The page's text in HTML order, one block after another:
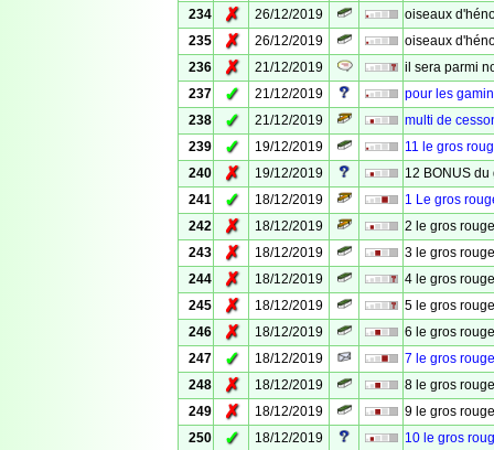
234
✗ 26/12/2019
oiseaux
235
✗ 26/12/2019
oiseaux
236
✗ 21/12/2019
il sera parmi
237
✓ 21/12/2019
pour les
238
✓ 21/12/2019
multi de
239
✓ 19/12/2019
11 le gros
240
✗ 19/12/2019
12 BONUS
241
✓ 18/12/2019
1 Le gros
242
✗ 18/12/2019
2 le gros
243
✗ 18/12/2019
3 le gros rouge
244
✗ 18/12/2019
4 le gros rouge
245
✗ 18/12/2019
5 le gros
246
✗ 18/12/2019
6 le gros
247
✓ 18/12/2019
7 le gros
248
✗ 18/12/2019
8 le gros
249
✗ 18/12/2019
9 le gros rouge
250
✓ 18/12/2019
10 le gros